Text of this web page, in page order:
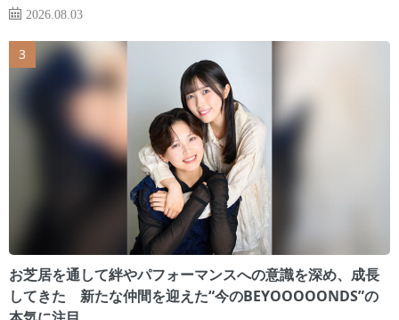
2026.08.03
お芝居を通して絆やパフォーマンスへの意識を深め、成長
してきた 新たな仲間を迎えた“今のBEYOOOOONDS”の